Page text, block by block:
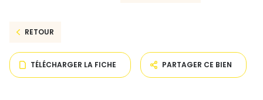
RETOUR
TÉLÉCHARGER LA FICHE PARTAGER CE BIEN